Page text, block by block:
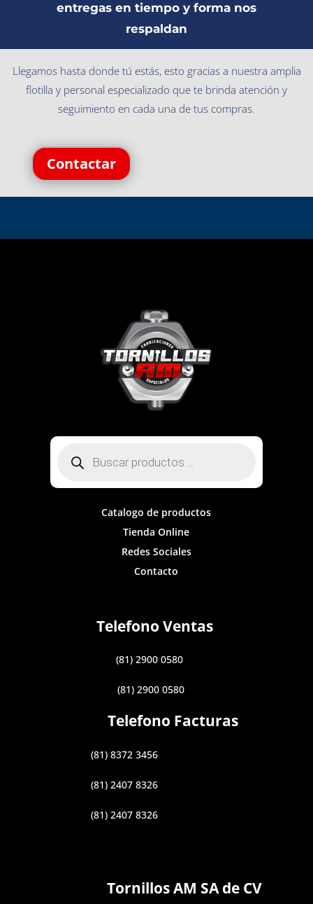
entregas en tiempo y forma nos
respaldan
Llegamos hasta donde tú estás, esto gracias a nuestra amplia
flotilla y personal especializado que te brinda atención y
seguimiento en cada una de tus compras.
Contactar
productos
Catalogo de productos
Tienda Online
Redes Sociales
Contacto
Telefono Ventas
(81) 2900 0580
(81) 2900 0580
Telefono Facturas
(81) 8372 3456
(81) 2407 8326
(81) 2407 8326
Tornillos AM SA de CV